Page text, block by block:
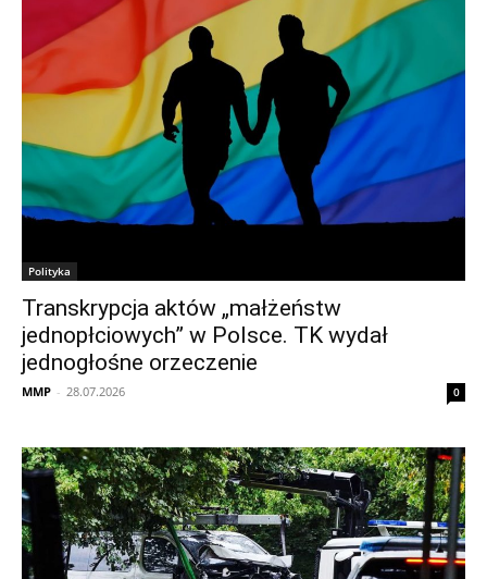
Polityka
Transkrypcja aktów „małżeństw
jednopłciowych” w Polsce. TK wydał
jednogłośne orzeczenie
MMP - 28.07.2026 0